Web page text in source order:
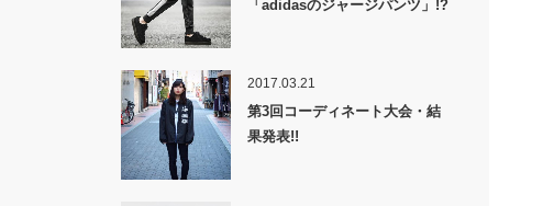
「adidasのジャージパンツ」!?
2017.03.21
第3回コーディネート大会・結
果発表!!